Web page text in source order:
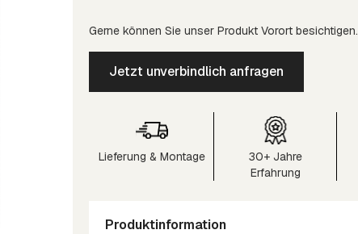
Gerne können Sie unser Produkt Vorort besichtigen.
Jetzt unverbindlich anfragen
Lieferung & Montage
30+ Jahre
Erfahrung
Produktinformation